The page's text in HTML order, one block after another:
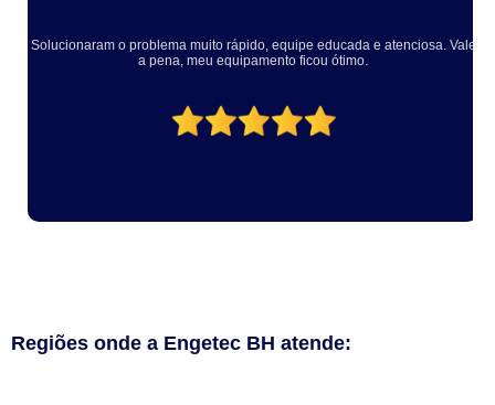
Solucionaram o problema muito rápido, equipe educada e atenciosa. Vale
a pena, meu equipamento ficou ótimo.
Regiões onde a Engetec BH atende: